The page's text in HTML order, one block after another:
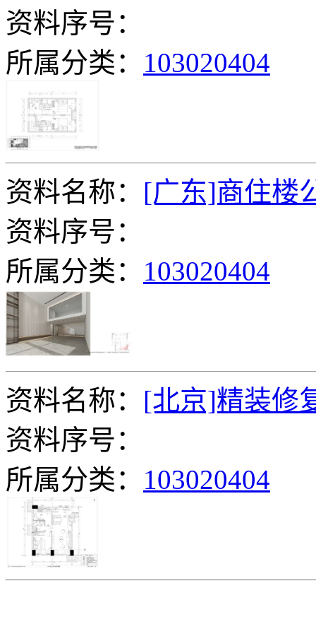
资料序号：
所属分类： 103020404
资料名称： [广东]商住楼
资料序号：
所属分类： 103020404
资料名称： [北京]精装修
资料序号：
所属分类： 103020404